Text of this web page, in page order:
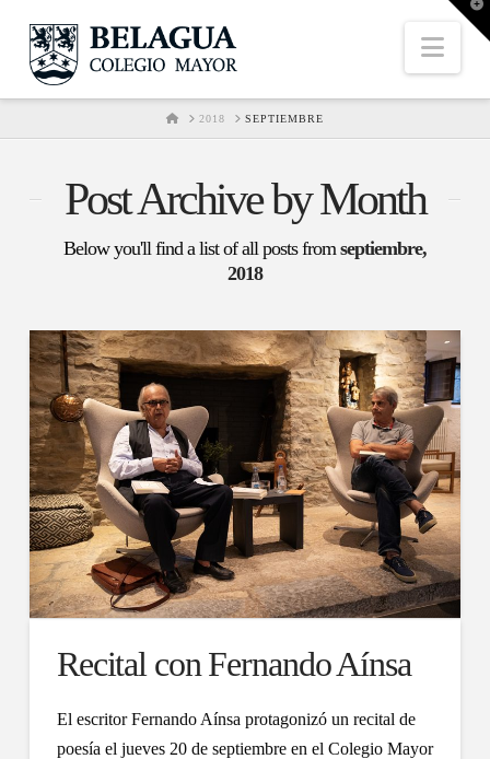
HOME
2018 SEPTIEMBRE
Post Archive by Month
Below you'll find a list of all posts fromseptiembre,
2018
Recital con Fernando Aínsa
El escritor Fernando Aínsa protagonizó un recital de
poesía el jueves 20 de septiembre en el Colegio Mayor